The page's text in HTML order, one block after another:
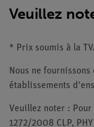
Veuillez
* Prix soumis à la
Nous ne
établissements
Veuillez noter :
1272/2008 CLP,